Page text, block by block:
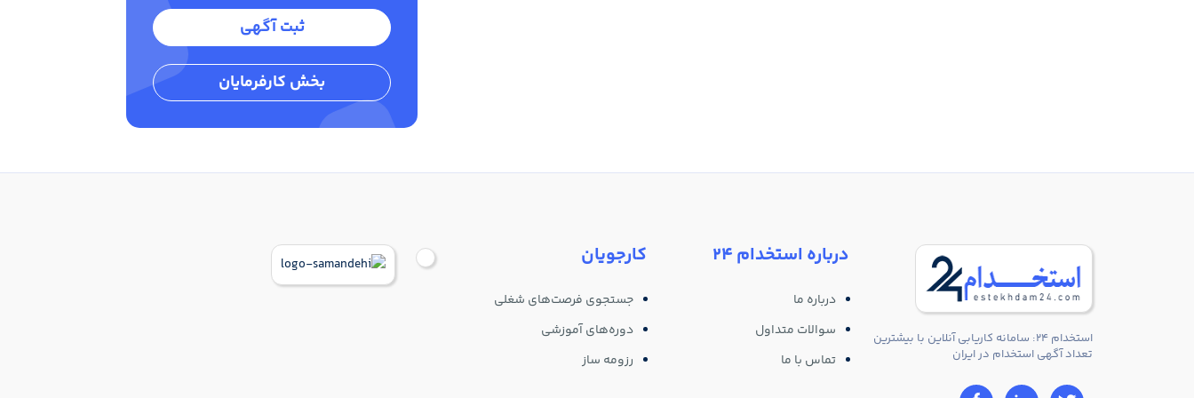
ثبت آگهی
بخش کارفرمایان
استخدام 24: سامانه کاریابی آنلاین با بیشترین
تعداد آگهی استخدام در ایران
درباره استخدام 24
درباره ما
سوالات متداول
تماس با ما
کارجویان
جستجوی فرصت‌های شغلی
دوره‌های آموزشی
رزومه ساز